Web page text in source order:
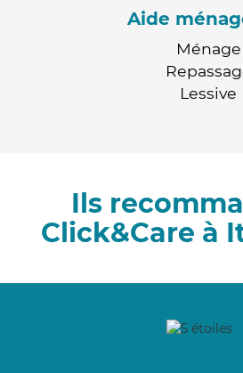
Aide
Ménage
Lessive
Ils
Click&Care à